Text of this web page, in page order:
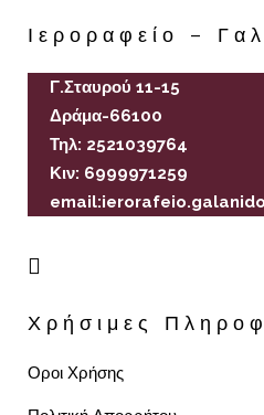
Ιεροραφείο –
Γ.Σταυρού 11-15
Δράμα-66100
Τηλ: 2521039764
Κιν: 6999971259
Χρήσιμες
Οροι Χρήσης